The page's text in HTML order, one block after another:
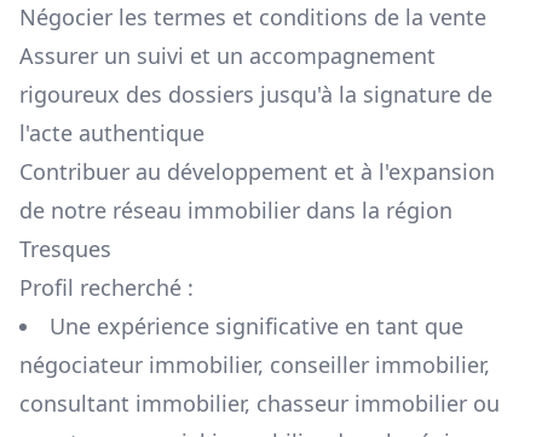
Négocier les termes et conditions de la vente
Assurer un suivi et un accompagnement
rigoureux des dossiers jusqu'à la signature de
l'acte authentique
Contribuer au développement et à l'expansion
de notre réseau immobilier dans la région
Tresques
Profil recherché :
Une expérience significative en tant que
négociateur immobilier, conseiller immobilier,
consultant immobilier, chasseur immobilier ou